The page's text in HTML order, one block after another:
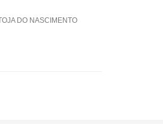
DO NASCIMENTO